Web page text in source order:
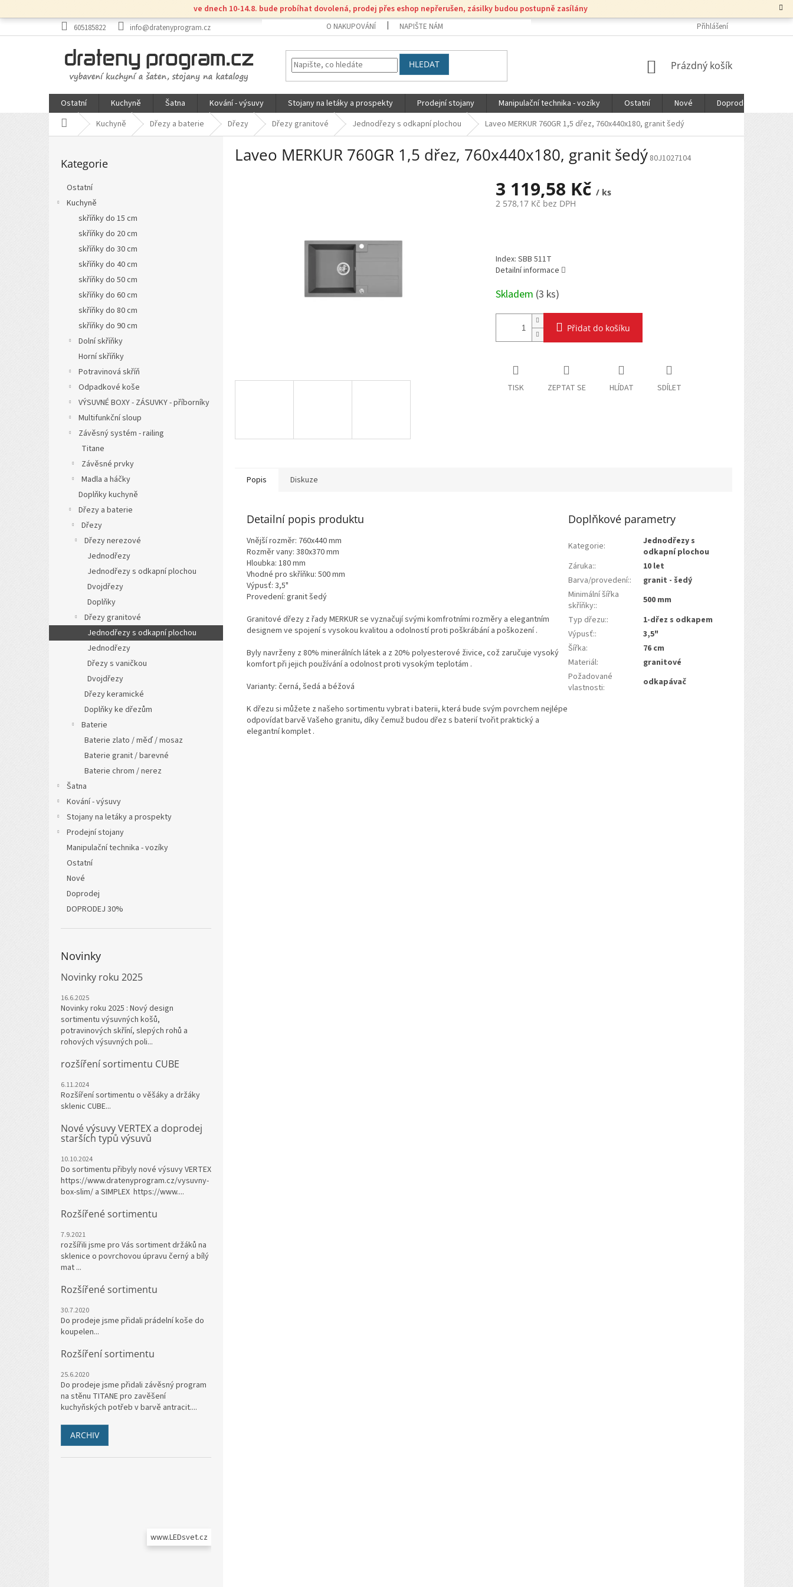
na
ve dnech 10-14.8. bude probíhat dovolená, prodej přes eshop nepřerušen, zásilky budou postupně zasílány
605185822 info@dratenyprogram.cz O NAKUPOVÁNÍ NAPIŠTE NÁM Přihlášení
HLEDAT
NÁKUPNÍ
Prázdný košík
Ostatní Kuchyně Šatna Kování - výsuvy Stojany na letáky a prospekty Prodejní stojany Manipulační technika - vozíky Ostatní Nové Doprodej
Domů Kuchyně Dřezy a baterie Dřezy Dřezy granitové Jednodřezy s odkapní plochou Laveo MERKUR 760GR 1,5 dřez, 760x440x180, granit šedý
P
kategorie
Kategorie
Ostatní
Kuchyně
skříňky do 15 cm
skříňky do 20 cm
skříňky do 30 cm
skříňky do 40 cm
skříňky do 50 cm
skříňky do 60 cm
skříňky do 80 cm
skříňky do 90 cm
Dolní skříňky
Horní skříňky
Potravinová skříň
Odpadkové koše
VÝSUVNÉ BOXY - ZÁSUVKY - příborníky
Multifunkční sloup
Závěsný systém - railing
Titane
Závěsné prvky
Madla a háčky
Doplňky kuchyně
Dřezy a baterie
Dřezy
Dřezy nerezové
Jednodřezy
Jednodřezy s odkapní plochou
Dvojdřezy
Doplňky
Dřezy granitové
Jednodřezy s odkapní plochou
Jednodřezy
Dřezy s vaničkou
Dvojdřezy
Dřezy keramické
Doplňky ke dřezům
Baterie
Baterie zlato / měď / mosaz
Baterie granit / barevné
Baterie chrom / nerez
Šatna
Kování - výsuvy
Stojany na letáky a prospekty
Prodejní stojany
Manipulační technika - vozíky
Ostatní
Nové
Doprodej
DOPRODEJ 30%
Novinky
Novinky roku 2025
16.6.2025
Novinky roku 2025 : Nový design
sortimentu výsuvných košů,
potravinových skříní, slepých rohů a
rohových výsuvných poli...
rozšíření sortimentu CUBE
6.11.2024
Rozšíření sortimentu o věšáky a držáky
sklenic CUBE...
Nové výsuvy VERTEX a doprodej
starších typů výsuvů
10.10.2024
Do sortimentu přibyly nové výsuvy VERTEX
https://www.dratenyprogram.cz/vysuvny-
box-slim/ a SIMPLEX https://www....
Rozšířené sortimentu
7.9.2021
rozšířili jsme pro Vás sortiment držáků na
sklenice o povrchovou úpravu černý a bílý
mat ...
Rozšířené sortimentu
30.7.2020
Do prodeje jsme přidali prádelní koše do
koupelen...
Rozšíření sortimentu
25.6.2020
Do prodeje jsme přidali závěsný program
na stěnu TITANE pro zavěšení
kuchyňských potřeb v barvě antracit....
ARCHIV
www.LEDsvet.cz
Laveo MERKUR 760GR 1,5 dřez, 760x440x180, granit šedý 80J1027104
3 119,58 Kč / ks
2 578,17 Kč bez DPH
Index: SBB 511T
Detailní informace
Skladem (3 ks)
Přidat do košíku
TISK ZEPTAT SE HLÍDAT SDÍLET
Popis Diskuze
Detailní popis produktu
Vnější rozměr: 760x440 mm
Rozměr vany: 380x370 mm
Hloubka: 180 mm
Vhodné pro skříňku: 500 mm
Výpusť: 3,5"
Provedení: granit šedý
Granitové dřezy z řady MERKUR se vyznačují svými komfrotními rozměry a elegantním
designem ve spojení s vysokou kvalitou a odolností proti poškrábání a poškození .
Byly navrženy z 80% minerálních látek a z 20% polyesterové živice, což zaručuje vysoký
komfort při jejich používání a odolnost proti vysokým teplotám .
Varianty: černá, šedá a béžová
K dřezu si můžete z našeho sortimentu vybrat i baterii, která bude svým povrchem nejlépe
odpovídat barvě Vašeho granitu, díky čemuž budou dřez s baterií tvořit praktický a
elegantní komplet .
Doplňkové parametry
Kategorie:
Jednodřezy s
odkapní plochou
Záruka::
10 let
Barva/provedení::
granit - šedý
Minimální šířka
skříňky::
500 mm
Typ dřezu::
1-dřez s odkapem
Výpusť::
3,5"
Šířka:
76 cm
Materiál:
granitové
Požadované
vlastnosti: odkapávač